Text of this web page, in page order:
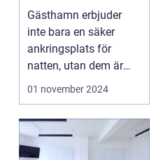
Bryggan
Gästhamn erbjuder
inte bara en säker
ankringsplats för
natten, utan dem är
ocks&...
01 november 2024